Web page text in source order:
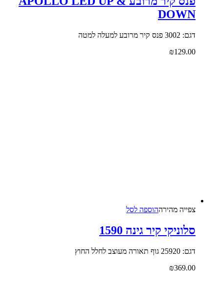
DOWN
דגם: 3002 פנס קיר מרובע למעלה למטה
₪129.00
צפייה‬ ‫מהירה‬הוספה לסל
סלוניקי קיר גינה 1590
דגם: 25920 גוף תאורה מעוצב לחלל החוץ
₪369.00